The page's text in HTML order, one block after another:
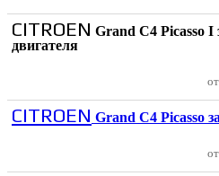
CITROEN Grand C4 Picasso
двигателя
от
CITROEN Grand C4 Picasso
от